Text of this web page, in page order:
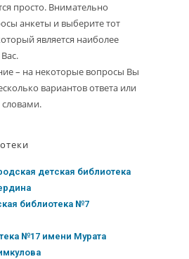
просто. Внимательно
анкеты и выберите тот
является наиболее
– на некоторые вопросы Вы
вариантов ответа или
детская библиотека
библиотека №7
№17 имени Мурата